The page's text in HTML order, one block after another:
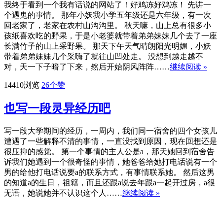
我终于看到一个我有话说的网站了！好鸡冻好鸡冻！ 先讲一
个遇鬼的事情。 那年小妖我小学五年级还是六年级，有一次
回老家了，老家在农村山沟沟里。 秋天嘛，山上总有很多小
孩纸喜欢吃的野果，于是小老婆就带着弟弟妹妹几个去了一座
长满竹子的山上采野果。 那天下午天气晴朗阳光明媚，小妖
带着弟弟妹妹几个采嗨了就往山凹处走。 没想到越走越不
对，天一下子暗了下来，然后开始阴风阵阵……继续阅读 »
14410浏览 26个赞
也写一段灵异经历吧
写一段大学期间的经历，一周内，我们同一宿舍的四个女孩儿
遭遇了一些解释不清的事情，一直没找到原因，现在回想还是
很压抑的感觉。 第一个事情的主人公是a，那天她回到宿舍告
诉我们她遇到一个很奇怪的事情，她爸爸给她打电话说有一个
男的给他打电话说要a的联系方式，有事情联系她。 然后这男
的知道a的生日，祖籍，而且还跟a说去年跟a一起开过房，a很
无语，她说她并不认识这个人……继续阅读 »